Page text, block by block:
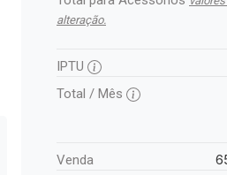
alteração.
IPTU
Total / Mês
Venda